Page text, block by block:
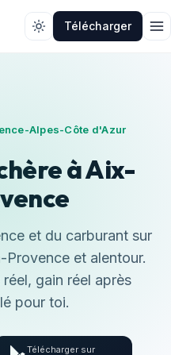
Télécharger
Alpes-Côte d'Azur
à Aix-
et du carburant sur
et alentour.
gain réel après
pour toi.
Télécharger sur